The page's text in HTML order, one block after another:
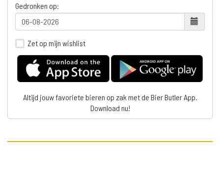
Gedronken op:
Zet op mijn wishlist
Altijd jouw favoriete bieren op zak met de Bier Butler App.
Download nu!